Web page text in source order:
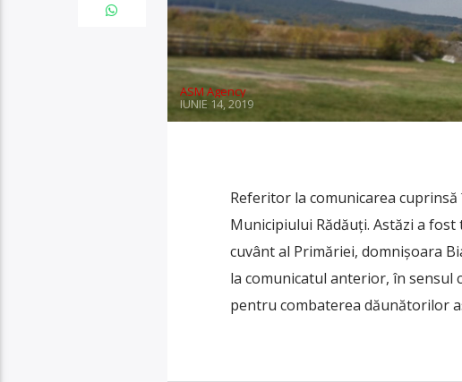
ASM Agency
IUNIE 14, 2019
Referitor la comunicarea
Municipiului Rădăuți. Astăzi a
cuvânt al Primăriei, domnișoara
la comunicatul anterior, în sensul
pentru combaterea dăunătorilor